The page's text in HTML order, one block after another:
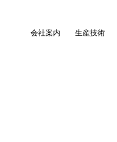
会社案内 生産技術